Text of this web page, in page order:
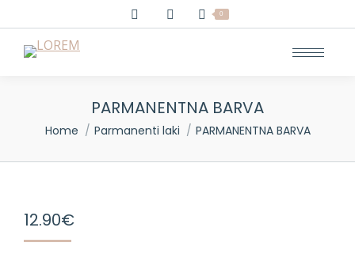
0
PARMANENTNA BARVA
You are here:
Home Parmanenti laki PARMANENTNA BARVA
12.90€